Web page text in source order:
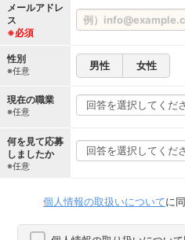
メールアドレ
ス
※必須
性別
※任意 男性 女性
現在の職業
※任意
何を見て応募
しましたか
※任意
個人情報の取扱いについてに